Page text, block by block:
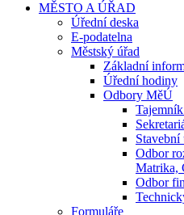
MĚSTO A ÚŘAD
Úřední deska
E-podatelna
Městský úřad
Základní
Úřední hodiny
Odbory MěÚ
Stavební
Odbor
Matrika,
Odbor
Formuláře